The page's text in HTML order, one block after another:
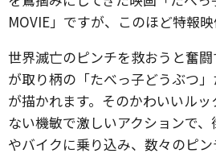
MOVIE」ですが、このほど特報
世界滅亡のピンチを救おうと奮
が取り柄の「たべっ子どうぶつ
が描かれます。そのかわいいル
ない機敏で激しいアクションで
やバイクに乗り込み、数々のピ